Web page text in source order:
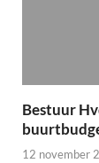
Bestuur
12 november